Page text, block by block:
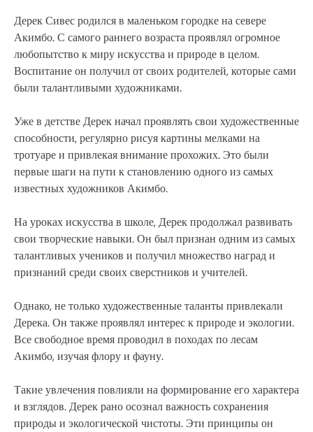
Дерек Сивес родился в маленьком городке на севере
Акимбо. С самого раннего возраста проявлял огромное
любопытство к миру искусства и природе в целом.
Воспитание он получил от своих родителей, которые сами
были талантливыми художниками.
Уже в детстве Дерек начал проявлять свои художественные
способности, регулярно рисуя картины мелками на
тротуаре и привлекая внимание прохожих. Это были
первые шаги на пути к становлению одного из самых
известных художников Акимбо.
На уроках искусства в школе, Дерек продолжал развивать
свои творческие навыки. Он был признан одним из самых
талантливых учеников и получил множество наград и
признаний среди своих сверстников и учителей.
Однако, не только художественные таланты привлекали
Дерека. Он также проявлял интерес к природе и экологии.
Все свободное время проводил в походах по лесам
Акимбо, изучая флору и фауну.
Такие увлечения повлияли на формирование его характера
и взглядов. Дерек рано осознал важность сохранения
природы и экологической чистоты. Эти принципы он